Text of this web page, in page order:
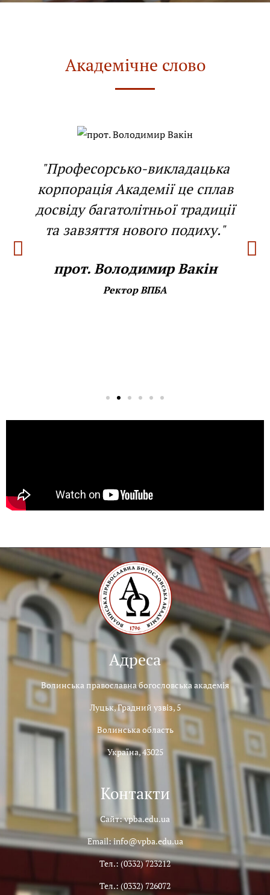
Академічне слово
"Професорсько-викладацька
корпорація Академії це сплав
досвіду багатолітньої традиції
та завзяття нового подиху."
прот. Володимир Вакін
Ректор ВПБА
Адреса
Волинська православна богословська академія
Луцьк, Градний узвіз, 5
Волинська область
Україна, 43025
Контакти
Сайт: vpba.edu.ua
Email: info@vpba.edu.ua
Тел.: (0332) 723212
Тел.: (0332) 726072